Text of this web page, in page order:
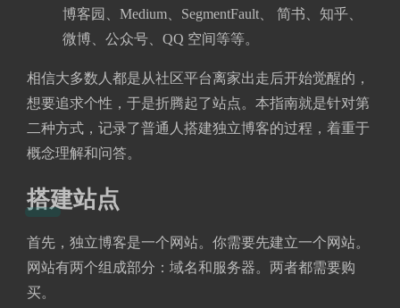
博客园、Medium、SegmentFault、 简书、知乎、
微博、公众号、QQ 空间等等。
相信大多数人都是从社区平台离家出走后开始觉醒的，
想要追求个性，于是折腾起了站点。本指南就是针对第
二种方式，记录了普通人搭建独立博客的过程，着重于
概念理解和问答。
搭建站点
首先，独立博客是一个网站。你需要先建立一个网站。
网站有两个组成部分：域名和服务器。两者都需要购
买。